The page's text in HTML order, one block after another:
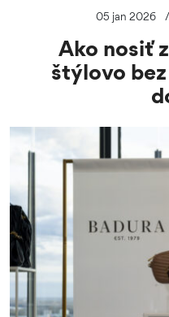
05 jan 2026 /
Ako nosiť
štýlovo